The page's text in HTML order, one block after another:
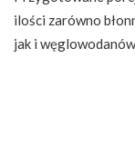
ilości zarówno
jak i